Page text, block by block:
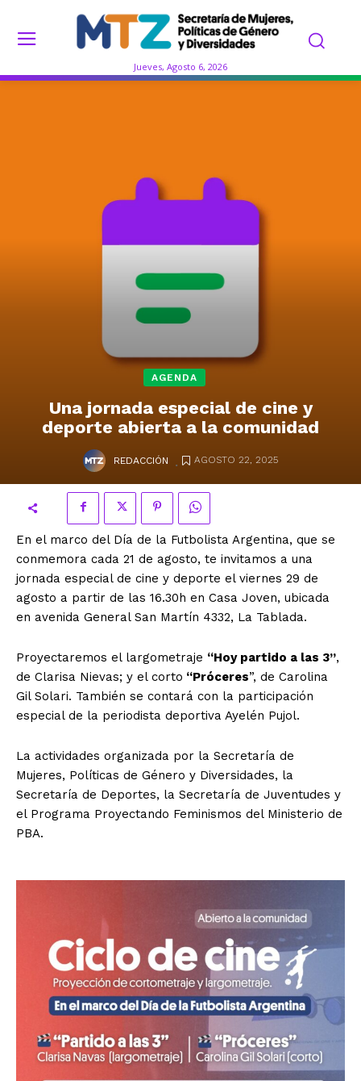
Jueves, Agosto 6, 2026
AGENDA
Una jornada especial de cine y
deporte abierta a la comunidad
REDACCIÓN . AGOSTO 22, 2025
En el marco del Día de la Futbolista Argentina, que se
conmemora cada 21 de agosto, te invitamos a una
jornada especial de cine y deporte el viernes 29 de
agosto a partir de las 16.30h en Casa Joven, ubicada
en avenida General San Martín 4332, La Tablada.
Proyectaremos el largometraje “Hoy partido a las 3”,
de Clarisa Nievas; y el corto “Próceres”, de Carolina
Gil Solari. También se contará con la participación
especial de la periodista deportiva Ayelén Pujol.
La actividades organizada por la Secretaría de
Mujeres, Políticas de Género y Diversidades, la
Secretaría de Deportes, la Secretaría de Juventudes y
el Programa Proyectando Feminismos del Ministerio de
PBA.